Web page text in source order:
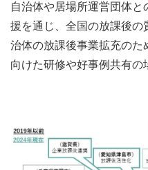
自治体や居場所運営団体
援を通じ、全国の放課後の
治体の放課後事業拡充のた
向けた研修や好事例共有の